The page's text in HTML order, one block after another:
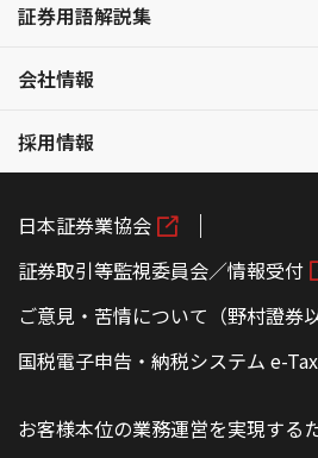
証券用語解説集
会社情報
採用情報
日本証券業協会
証券取引等監視委員会／情報受付
ご意見・苦情について（野村證券
国税電子申告・納税システム e-Tax
お客様本位の業務運営を実現する